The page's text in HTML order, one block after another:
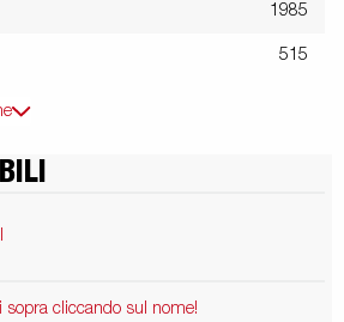
1985
515
sopra cliccando sul nome!